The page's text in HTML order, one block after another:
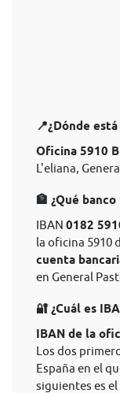
📍¿Dónde
Oficina 5910
L'eliana,
🏦 ¿Qué
IBAN 0182
la oficina 5910
cuenta
en General
🔐 ¿Cuál es
IBAN de la
Los dos
España en el
siguientes es